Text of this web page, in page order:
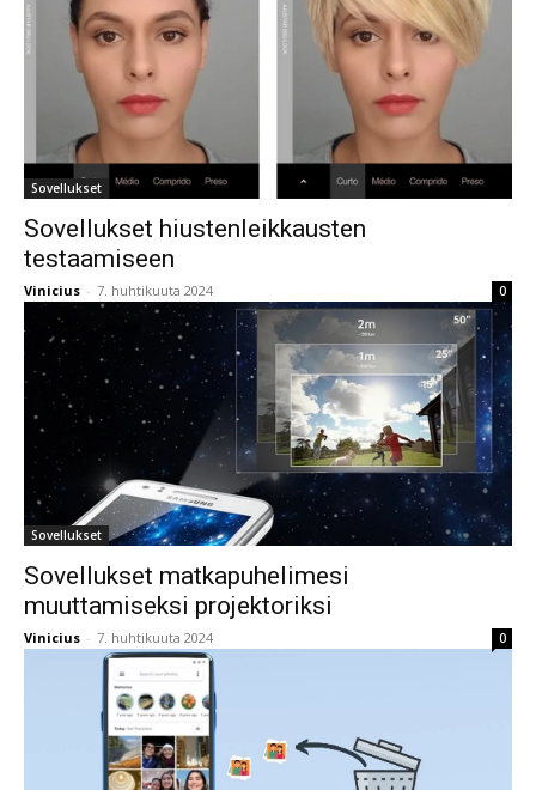
Sovellukset
Sovellukset hiustenleikkausten
testaamiseen
Vinicius - 7. huhtikuuta 2024 0
Sovellukset
Sovellukset matkapuhelimesi
muuttamiseksi projektoriksi
Vinicius - 7. huhtikuuta 2024 0